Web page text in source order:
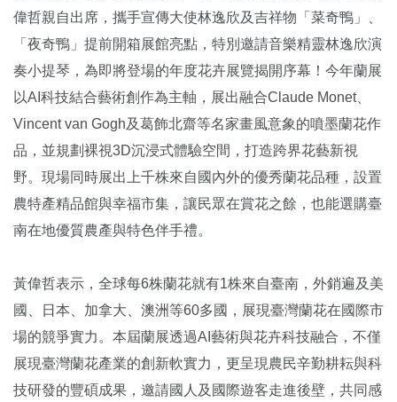
偉哲親自出席，攜手宣傳大使林逸欣及吉祥物「菜奇鴨」、
「夜奇鴨」提前開箱展館亮點，特別邀請音樂精靈林逸欣演
奏小提琴，為即將登場的年度花卉展覽揭開序幕！今年蘭展
以AI科技結合藝術創作為主軸，展出融合Claude Monet、
Vincent van Gogh及葛飾北齋等名家畫風意象的噴墨蘭花作
品，並規劃裸視3D沉浸式體驗空間，打造跨界花藝新視
野。現場同時展出上千株來自國內外的優秀蘭花品種，設置
農特產精品館與幸福市集，讓民眾在賞花之餘，也能選購臺
南在地優質農產與特色伴手禮。
黃偉哲表示，全球每6株蘭花就有1株來自臺南，外銷遍及美
國、日本、加拿大、澳洲等60多國，展現臺灣蘭花在國際市
場的競爭實力。本屆蘭展透過AI藝術與花卉科技融合，不僅
展現臺灣蘭花產業的創新軟實力，更呈現農民辛勤耕耘與科
技研發的豐碩成果，邀請國人及國際遊客走進後壁，共同感